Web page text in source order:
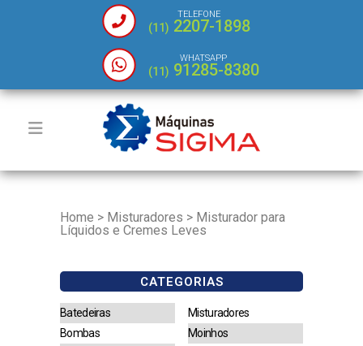
TELEFONE
(11) 2207-1898
WHATSAPP
(11) 91285-8380
Home > Misturadores > Misturador para
Líquidos e Cremes Leves
CATEGORIAS
Batedeiras
Bombas
Misturadores
Moinhos